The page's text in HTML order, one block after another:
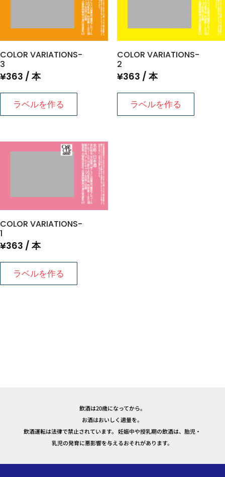
COLOR VARIATIONS-
3
¥363 / 本
ラベルを作る
COLOR VARIATIONS-
2
¥363 / 本
ラベルを作る
COLOR VARIATIONS-
1
¥363 / 本
ラベルを作る
飲酒は20歳になってから。
お酒はおいしく適量を。
飲酒運転は法律で禁止されています。 妊娠中や授乳期の飲酒は、胎児・
乳児の発育に悪影響を与えるおそれがあります。